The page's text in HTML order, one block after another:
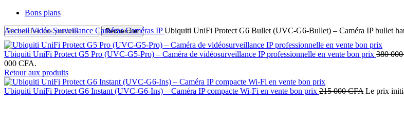
Bons plans
Rechercher
AccueilVidéo Surveillance CamérasCaméras IPUbiquiti UniFi Protect G6 Bullet (UVC-G6-Bullet) – Caméra IP bullet
Ubiquiti UniFi Protect G5 Pro (UVC-G5-Pro) – Caméra de vidéosurveillance IP professionnelle en vente bon prix 380
000 CFA.
Retour aux produits
Ubiquiti UniFi Protect G6 Instant (UVC-G6-Ins) – Caméra IP compacte Wi-Fi en vente bon prix 215 000CFA Le prix